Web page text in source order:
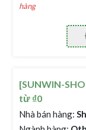
hàng
[SUNWIN-
từ ₫0
Nhà bán hàng: